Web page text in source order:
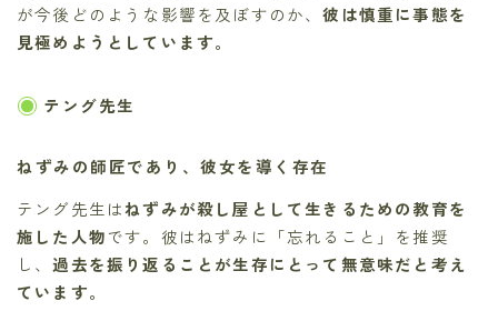
が今後どのような影響を及ぼすのか、彼は慎重に事態を
見極めようとしています。
テング先生
ねずみの師匠であり、彼女を導く存在
テング先生はねずみが殺し屋として生きるための教育を
施した人物です。彼はねずみに「忘れること」を推奨
し、過去を振り返ることが生存にとって無意味だと考え
ています。